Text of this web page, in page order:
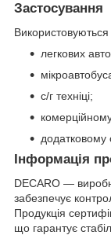
Застосування
Використовуються
легкових
с/г техніці;
додатковому
Інформація
DECARO —
забезпечує
Продукція
що гарантує